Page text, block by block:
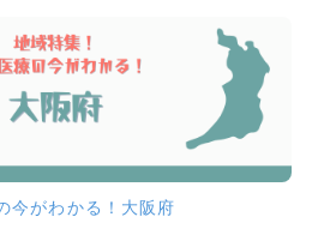
今がわかる！大阪府